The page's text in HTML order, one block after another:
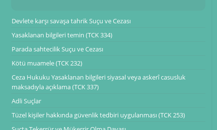
Devlete karşı savaşa tahrik Suçu ve Cezası
Yasaklanan bilgileri temin (TCK 334)
Parada sahtecilik Suçu ve Cezası
Kötü muamele (TCK 232)
Ceza Hukuku Yasaklanan bilgileri siyasal veya askerî casusluk
maksadıyla açıklama (TCK 337)
Adli Suçlar
Tüzel kişiler hakkında güvenlik tedbiri uygulanması (TCK 253)